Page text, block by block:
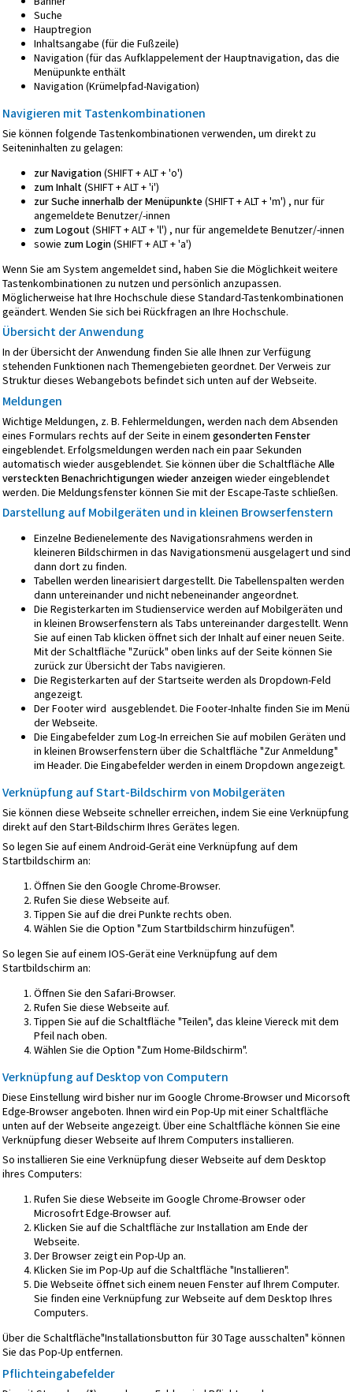
Suche
Hauptregion
Inhaltsangabe (für die Fußzeile)
Navigation (für das Aufklappelement der Hauptnavigation, das die
Menüpunkte enthält
Navigation (Krümelpfad-Navigation)
Navigieren mit Tastenkombinationen
Sie können folgende Tastenkombinationen verwenden, um direkt zu
Seiteninhalten zu gelagen:
zur Navigation(SHIFT + ALT + 'o')
zum Inhalt(SHIFT + ALT + 'i')
zur Suche innerhalb der Menüpunkte(SHIFT + ALT + 'm') , nur für
angemeldete Benutzer/-innen
zum Logout(SHIFT + ALT + 'l') , nur für angemeldete Benutzer/-innen
sowie zum Login(SHIFT + ALT + 'a')
Wenn Sie am System angemeldet sind, haben Sie die Möglichkeit weitere
Tastenkombinationen zu nutzen und persönlich anzupassen.
Möglicherweise hat Ihre Hochschule diese Standard-Tastenkombinationen
geändert. Wenden Sie sich bei Rückfragen an Ihre Hochschule.
Übersicht der Anwendung
In der Übersicht der Anwendung finden Sie alle Ihnen zur Verfügung
stehenden Funktionen nach Themengebieten geordnet. Der Verweis zur
Struktur dieses Webangebots befindet sich unten auf der Webseite.
Meldungen
Wichtige Meldungen, z. B. Fehlermeldungen, werden nach dem Absenden
eines Formulars rechts auf der Seite in einem gesonderten Fenster
eingeblendet. Erfolgsmeldungen werden nach ein paar Sekunden
automatisch wieder ausgeblendet. Sie können über die Schaltfläche Alle
versteckten Benachrichtigungen wieder anzeigenwieder eingeblendet
werden. Die Meldungsfenster können Sie mit der Escape-Taste schließen.
Darstellung auf Mobilgeräten und in kleinen Browserfenstern
Einzelne Bedienelemente des Navigationsrahmens werden in
kleineren Bildschirmen in das Navigationsmenü ausgelagert und sind
dann dort zu finden.
Tabellen werden linearisiert dargestellt. Die Tabellenspalten werden
dann untereinander und nicht nebeneinander angeordnet.
Die Registerkarten im Studienservice werden auf Mobilgeräten und
in kleinen Browserfenstern als Tabs untereinander dargestellt. Wenn
Sie auf einen Tab klicken öffnet sich der Inhalt auf einer neuen Seite.
Mit der Schaltfläche "Zurück" oben links auf der Seite können Sie
zurück zur Übersicht der Tabs navigieren.
Die Registerkarten auf der Startseite werden als Dropdown-Feld
angezeigt.
Der Footer wird ausgeblendet. Die Footer-Inhalte finden Sie im Menü
der Webseite.
Die Eingabefelder zum Log-In erreichen Sie auf mobilen Geräten und
in kleinen Browserfenstern über die Schaltfläche "Zur Anmeldung"
im Header. Die Eingabefelder werden in einem Dropdown angezeigt.
Verknüpfung auf Start-Bildschirm von Mobilgeräten
Sie können diese Webseite schneller erreichen, indem Sie eine Verknüpfung
direkt auf den Start-Bildschirm Ihres Gerätes legen.
So legen Sie auf einem Android-Gerät eine Verknüpfung auf dem
Startbildschirm an:
Öffnen Sie den Google Chrome-Browser.
Rufen Sie diese Webseite auf.
Tippen Sie auf die drei Punkte rechts oben.
Wählen Sie die Option "Zum Startbildschirm hinzufügen".
So legen Sie auf einem IOS-Gerät eine Verknüpfung auf dem
Startbildschirm an:
Öffnen Sie den Safari-Browser.
Rufen Sie diese Webseite auf.
Tippen Sie auf die Schaltfläche "Teilen", das kleine Viereck mit dem
Pfeil nach oben.
Wählen Sie die Option "Zum Home-Bildschirm".
Verknüpfung auf Desktop von Computern
Diese Einstellung wird bisher nur im Google Chrome-Browser und Micorsoft
Edge-Browser angeboten. Ihnen wird ein Pop-Up mit einer Schaltfläche
unten auf der Webseite angezeigt. Über eine Schaltfläche können Sie eine
Verknüpfung dieser Webseite auf Ihrem Computers installieren.
So installieren Sie eine Verknüpfung dieser Webseite auf dem Desktop
ihres Computers:
Rufen Sie diese Webseite im Google Chrome-Browser oder
Microsofrt Edge-Browser auf.
Klicken Sie auf die Schaltfläche zur Installation am Ende der
Webseite.
Der Browser zeigt ein Pop-Up an.
Klicken Sie im Pop-Up auf die Schaltfläche "Installieren".
Die Webseite öffnet sich einem neuen Fenster auf Ihrem Computer.
Sie finden eine Verknüpfung zur Webseite auf dem Desktop Ihres
Computers.
Über die Schaltfläche"Installationsbutton für 30 Tage ausschalten" können
Sie das Pop-Up entfernen.
Pflichteingabefelder